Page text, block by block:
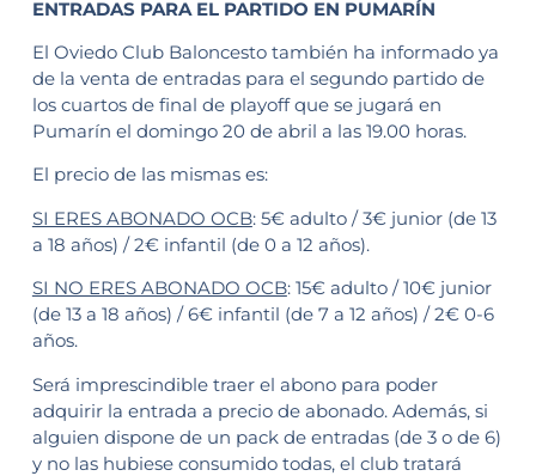
ENTRADAS PARA EL PARTIDO EN PUMARÍN
El Oviedo Club Baloncesto también ha informado ya
de la venta de entradas para el segundo partido de
los cuartos de final de playoff que se jugará en
Pumarín el domingo 20 de abril a las 19.00 horas.
El precio de las mismas es:
SI ERES ABONADO OCB: 5€ adulto / 3€ junior (de 13
a 18 años) / 2€ infantil (de 0 a 12 años).
SI NO ERES ABONADO OCB: 15€ adulto / 10€ junior
(de 13 a 18 años) / 6€ infantil (de 7 a 12 años) / 2€ 0-6
años.
Será imprescindible traer el abono para poder
adquirir la entrada a precio de abonado. Además, si
alguien dispone de un pack de entradas (de 3 o de 6)
y no las hubiese consumido todas, el club tratará